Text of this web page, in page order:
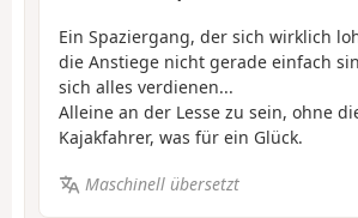
Ein Spaziergang, der sich wirklich
die Anstiege nicht gerade einfach
sich alles verdienen...
Alleine an der Lesse zu sein, ohne
Kajakfahrer, was für ein Glück.
Maschinell übersetzt